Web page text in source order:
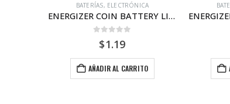
BATERÍAS, ELECTRÓNICA
ENERGIZER COIN BATTERY LITHIUM ECR2032 x 1 unidad
$0.87
AÑADIR AL CARRITO